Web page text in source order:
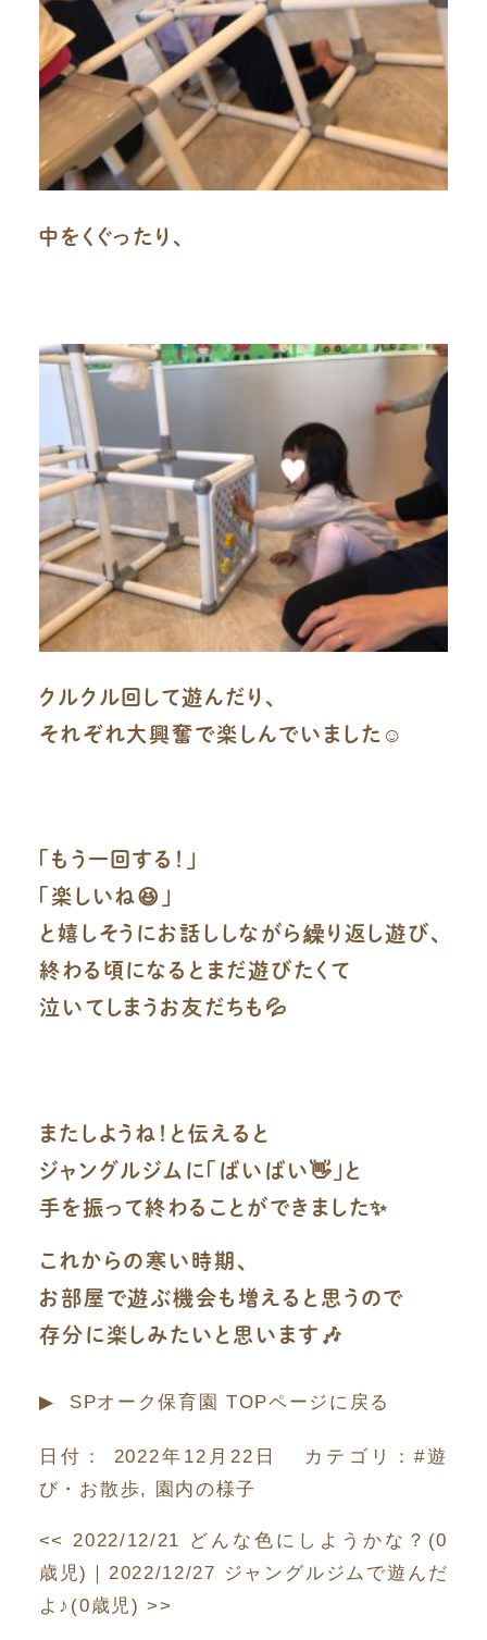
中をくぐったり、
クルクル回して遊んだり、
それぞれ大興奮で楽しんでいました☺️
「もう一回する！」
「楽しいね😆」
と嬉しそうにお話ししながら繰り返し遊び、
終わる頃になるとまだ遊びたくて
泣いてしまうお友だちも💦
またしようね！と伝えると
ジャングルジムに「ばいばい👋」と
手を振って終わることができました✨
これからの寒い時期、
お部屋で遊ぶ機会も増えると思うので
存分に楽しみたいと思います🎶
▶︎ SPオーク保育園 TOPページに戻る
日付： 2022年12月22日 カテゴリ：#遊
び・お散歩, 園内の様子
<<
2022/12/21 どんな色にしようかな？(0
歳児) ｜ 2022/12/27 ジャングルジムで遊んだ
よ♪(0歳児)>>